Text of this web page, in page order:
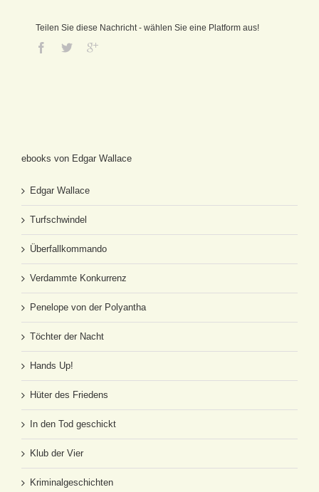
Teilen Sie diese Nachricht - wählen Sie eine Platform aus!
ebooks von Edgar Wallace
Edgar Wallace
Turfschwindel
Überfallkommando
Verdammte Konkurrenz
Penelope von der Polyantha
Töchter der Nacht
Hands Up!
Hüter des Friedens
In den Tod geschickt
Klub der Vier
Kriminalgeschichten